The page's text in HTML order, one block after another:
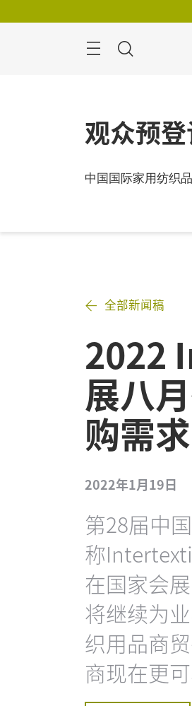
过
搜
观众预登
中国国际家用纺织
全部新闻稿
2022
展八
购需求
2022年1月19日
第28届中
称
在国家会
将继续为
织用品商
商现在更